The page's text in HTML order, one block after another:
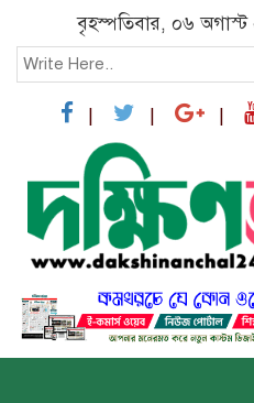
বৃহস্পতিবার, ০৬